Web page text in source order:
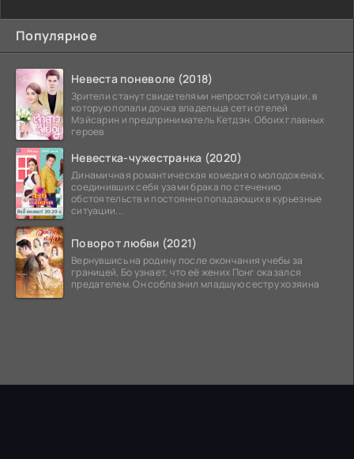
Популярное
Невеста поневоле (2018)
Зрители станут свидетелями непростой ситуации, в
которую попали дочка владельца сети отелей
Мэйсарин и предприниматель Кетдэн. Обоих главных
героев
Невестка-чужестранка (2020)
Динамичная романтическая комедия о молодоженах,
соединивших себя узами брака по стечению
обстоятельств и постоянно попадающих в курьезные
ситуации...
Поворот любви (2021)
Вернувшись на родину после окончания учебы за
границей, Бо узнает, что её жених Понг оказался
предателем. Он соблазнил младшую сестру хозяина